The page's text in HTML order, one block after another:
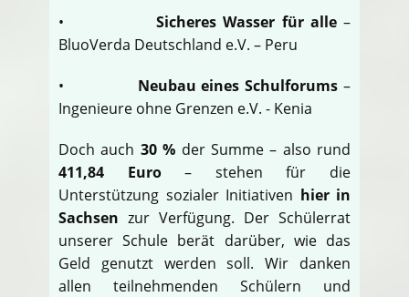
•Sicheres Wasser für alle–
BluoVerda Deutschland e.V. – Peru
• Neubau eines Schulforums –
Ingenieure ohne Grenzen e.V. - Kenia
Doch auch 30 % der Summe – also rund
411,84 Euro– stehen für die
Unterstützung sozialer Initiativen hier in
Sachsen zur Verfügung. Der Schülerrat
unserer Schule berät darüber, wie das
Geld genutzt werden soll. Wir danken
allen teilnehmenden Schülern und